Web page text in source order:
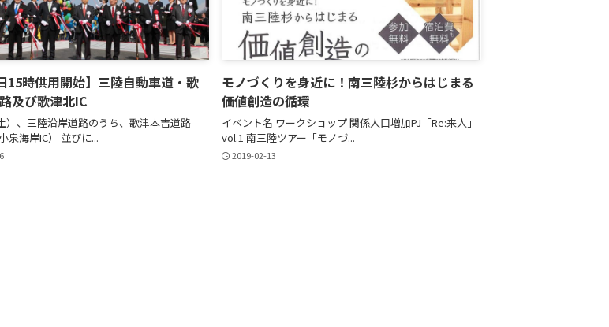
15時供用開始】三陸自動車道・歌
及び歌津北IC
）、三陸沿岸道路のうち、歌津本吉道路
泉海岸IC） 並びに...
モノづくりを身近に！南三陸杉からはじまる
価値創造の循環
イベント名 ワークショップ 関係人口増加PJ「Re:来人」
vol.1 南三陸ツアー「モノづ...
2019-02-13